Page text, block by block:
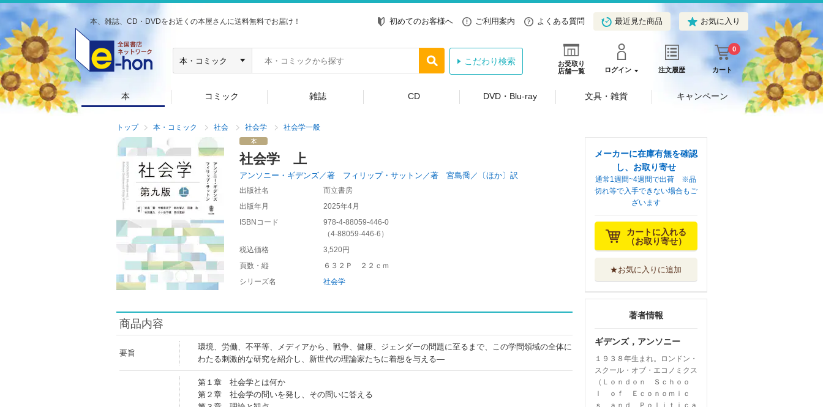
本、雑誌、CD・DVDをお近くの本屋さんに送料無料でお届け！ 初めてのお客様へ ご利用案内 よくある質問 最近見た商品 お気に入り
お受取り
店舗一覧
ログイン 注文履歴 カート
0
こだわり検索
本 コミック 雑誌 CD DVD・Blu-ray 文具・雑貨 キャンペーン
トップ 本・コミック 社会 社会学 社会学一般
社会学 上
アンソニー・ギデンズ／著 フィリップ・サットン／著 宮島喬／〔ほか〕訳
出版社名
而立書房
出版年月
2025年4月
ISBNコード
978-4-88059-446-0
（4-88059-446-6 ）
税込価格
3,520円
頁数・縦
６３２Ｐ ２２ｃｍ
シリーズ名
社会学
商品内容
要旨
環境、労働、不平等、メディアから、戦争、健康、ジェンダーの問題に至るまで、この学問領域の全体に
わたる刺激的な研究を紹介し、新世代の理論家たちに着想を与える―
第１章 社会学とは何か
第２章 社会学の問いを発し、その問いに答える
メーカーに在庫有無を確認
し、お取り寄せ
通常1週間~4週間で出荷 ※品
切れ等で入手できない場合もご
ざいます
カートに入れる
（お取り寄せ）
★お気に入りに追加
著者情報
ギデンズ，アンソニー
１９３８年生まれ。ロンドン・
スクール・オブ・エコノミクス
（Ｌｏｎｄｏｎ Ｓｃｈｏｏ
ｌ ｏｆ Ｅｃｏｎｏｍｉｃ
ｓ ａｎｄ Ｐｏｌｉｔｉｃａ